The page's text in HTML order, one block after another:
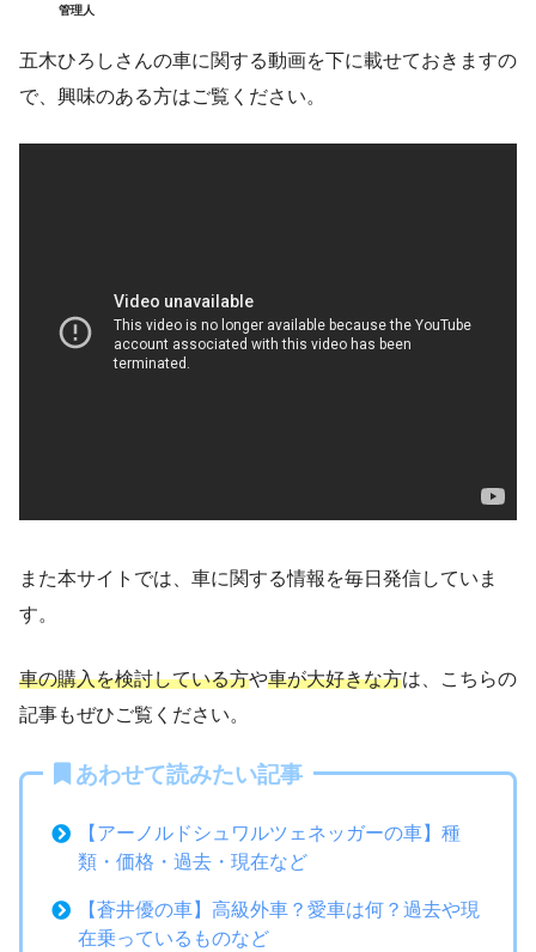
管理人
五木ひろしさんの車に関する動画を下に載せておきますの
で、興味のある方はご覧ください。
また本サイトでは、車に関する情報を毎日発信していま
す。
車の購入を検討している方や車が大好きな方は、こちらの
記事もぜひご覧ください。
あわせて読みたい記事
【アーノルドシュワルツェネッガーの車】種
類・価格・過去・現在など
【蒼井優の車】高級外車？愛車は何？過去や現
在乗っているものなど